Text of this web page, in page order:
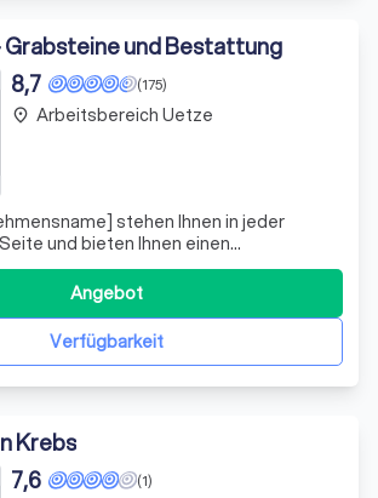
und Bestattung
(175)
8,7
stehen Ihnen in jeder
und bieten Ihnen einen
respektvollen Service, der Ihre
Von der ersten Minute an bis zur
wir für Sie da, um alle Ihre Fragen zu
Ihnen in schwierigen Zeite
Verfügbarkeit
Angebot
place Arbeitsbereich Uetze
Krebs
(1)
7,6